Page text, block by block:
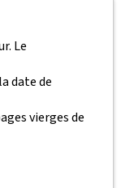
Le
date de
vierges de